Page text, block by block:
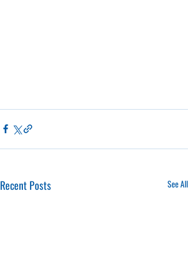
Recent Posts See All